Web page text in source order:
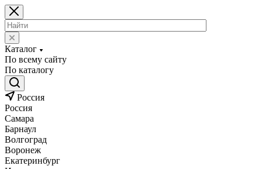
Каталог
По всему сайту
По каталогу
Россия
Россия
Самара
Барнаул
Волгоград
Воронеж
Екатеринбург